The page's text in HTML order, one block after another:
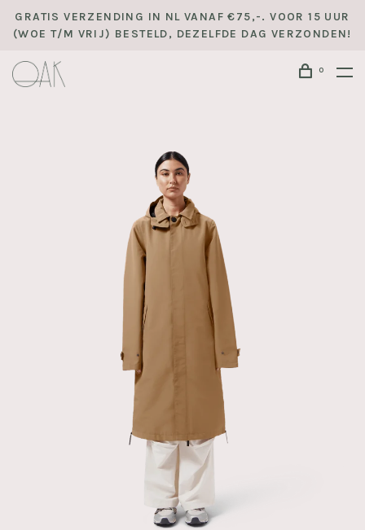
GRATIS VERZENDING IN NL VANAF €75,-. VOOR 15 UUR
(WOE T/M VRIJ) BESTELD, DEZELFDE DAG VERZONDEN!
0